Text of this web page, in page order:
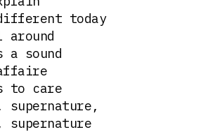
today
around
a sound
to care
supernature,
supernature